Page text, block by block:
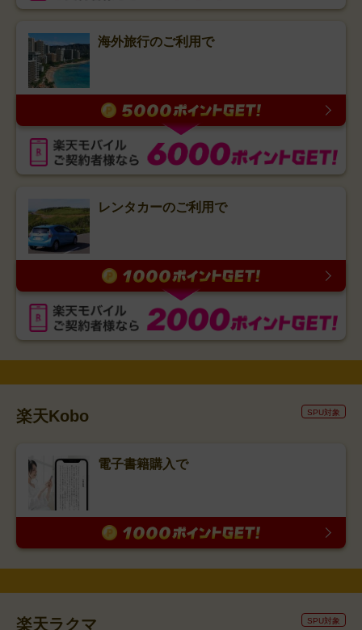
海外旅行のご利用で
レンタカーのご利用で
楽天Kobo SPU対象
電子書籍購入で
楽天ラクマ SPU対象